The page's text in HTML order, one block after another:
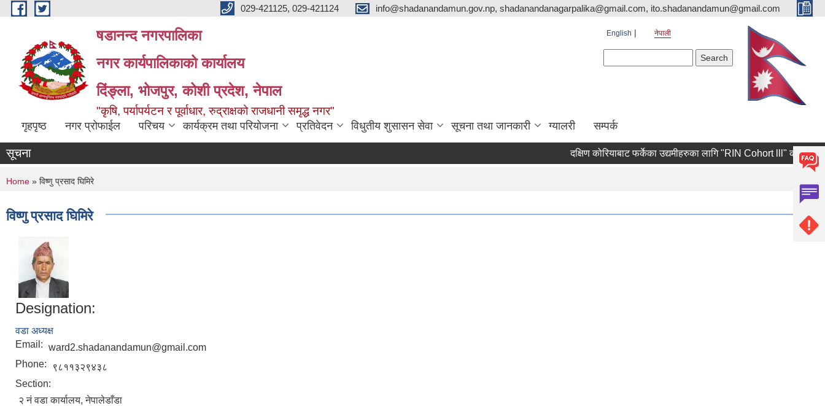
Skip to main content 029-421125, 029-421124 info@shadanandamun.gov.np, shadanandanagarpalika@gmail.com, ito.shadanandamun@gmail.com
षडानन्द नगरपालिका
नगर कार्यपालिकाको कार्यालय
दिंङ्ला, भोजपुर, कोशी प्रदेश, नेपाल
"कृषि, पर्यापर्यटन र पूर्वाधार, रुद्राक्षको राजधानी समृद्ध नगर"
English नेपाली
गृहपृष्ठ नगर प्रोफाईल परिचय कार्यक्रम तथा परियोजना प्रतिवेदन विधुतीय शुसासन सेवा सूचना तथा जानकारी ग्यालरी सम्पर्क
सूचना दक्षिण कोरियाबाट फर्केका उद्यमीहरुका लागि "RIN Cohort lll" कार्यक्रममा
You are here
Home » विष्णु प्रसाद घिमिरे
विष्णु प्रसाद घिमिरे
Designation:
वडा अध्यक्ष
Email: ward2.shadanandamun@gmail.com
Phone:
९८११३२९४३८
Section:
२ नं वडा कार्यालय, नेपालेडाँडा